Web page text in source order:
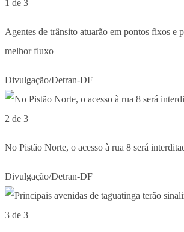
1 de 3
Agentes de trânsito atuarão em pontos fixos e
melhor fluxo
Divulgação/Detran-DF
2 de 3
No Pistão Norte, o acesso à rua 8 será
Divulgação/Detran-DF
3 de 3